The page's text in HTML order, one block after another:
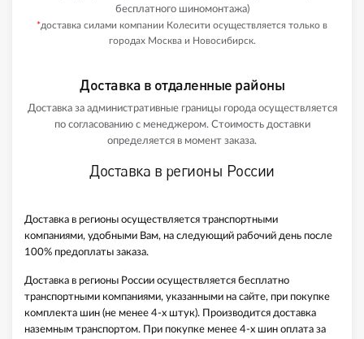
бесплатного шиномонтажа)
*доставка силами компании Колесити осуществляется только в
городах Москва и Новосибирск.
Доставка в отдаленные районы
Доставка за административные границы города осуществляется
по согласованию с менеджером. Стоимость доставки
определяется в момент заказа.
Доставка в регионы России
Доставка в регионы осуществляется транспортными
компаниями, удобными Вам, на следующий рабочий день после
100% предоплаты заказа.
Доставка в регионы России осуществляется бесплатно
транспортными компаниями, указанными на сайте, при покупке
комплекта шин (не менее 4-х штук). Производится доставка
наземным транспортом. При покупке менее 4-х шин оплата за